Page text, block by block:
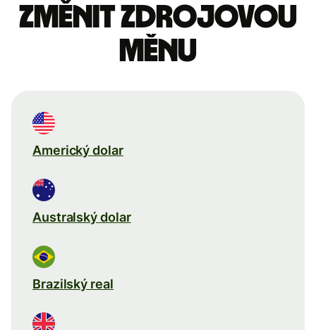
Změnit zdrojovou
měnu
Americký dolar
Australský dolar
Brazilský real